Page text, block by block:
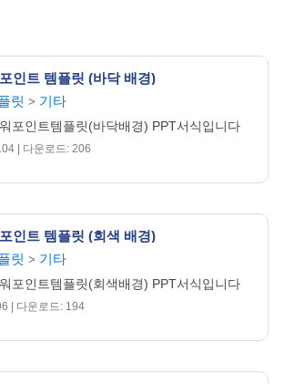
인트 템플릿 (바닥 배경)
릿 > 기타
포인트템플릿(바닥배경) PPT서식입니다
| 다운로드: 206
인트 템플릿 (회색 배경)
릿 > 기타
포인트템플릿(회색배경) PPT서식입니다
| 다운로드: 194